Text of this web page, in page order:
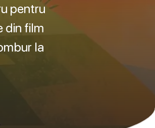
pentru
din film
la